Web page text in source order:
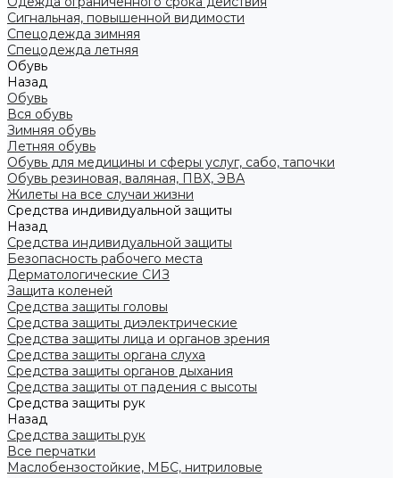
Сигнальная, повышенной видимости
Спецодежда зимняя
Спецодежда летняя
Обувь
Назад
Обувь
Вся обувь
Зимняя обувь
Летняя обувь
Обувь для медицины и сферы услуг, сабо, тапочки
Обувь резиновая, валяная, ПВХ, ЭВА
Жилеты на все случаи жизни
Средства индивидуальной защиты
Назад
Средства индивидуальной защиты
Безопасность рабочего места
Дерматологические СИЗ
Защита коленей
Средства защиты головы
Средства защиты диэлектрические
Средства защиты лица и органов зрения
Средства защиты органа слуха
Средства защиты органов дыхания
Средства защиты от падения с высоты
Средства защиты рук
Назад
Средства защиты рук
Все перчатки
Маслобензостойкие, МБС, нитриловые